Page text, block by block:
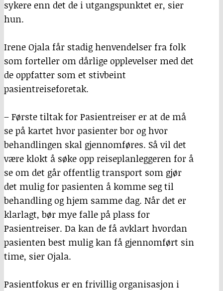
sykere enn det de i utgangspunktet er, sier
hun.
Irene Ojala får stadig henvendelser fra folk
som forteller om dårlige opplevelser med det
de oppfatter som et stivbeint
pasientreiseforetak.
– Første tiltak for Pasientreiser er at de må
se på kartet hvor pasienter bor og hvor
behandlingen skal gjennomføres. Så vil det
være klokt å søke opp reiseplanleggeren for å
se om det går offentlig transport som gjør
det mulig for pasienten å komme seg til
behandling og hjem samme dag. Når det er
klarlagt, bør mye falle på plass for
Pasientreiser. Da kan de få avklart hvordan
pasienten best mulig kan få gjennomført sin
time, sier Ojala.
Pasientfokus er en frivillig organisasjon i